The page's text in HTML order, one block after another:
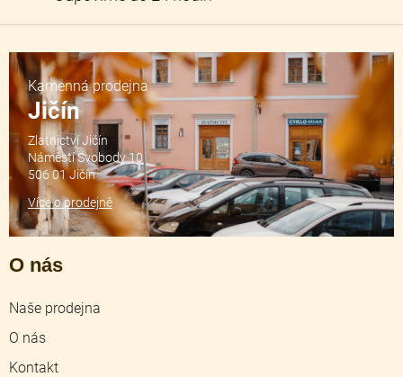
O nás
Naše prodejna
O nás
Kontakt
Kamenná prodejna
Jičín
Zlatnictví Jičín
Náměstí Svobody 10
506 01 Jičín
Více o prodejně